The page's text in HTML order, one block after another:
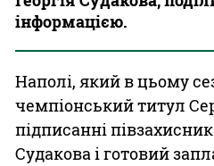
інформацією.
Наполі, який в цьому
чемпіонський титул
підписанні
Судакова і готовий